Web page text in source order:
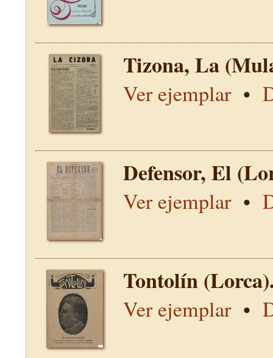
Tizona, La
Ver ejemplar•
Defensor, El
Ver ejemplar•
Tontolín
Ver ejemplar•